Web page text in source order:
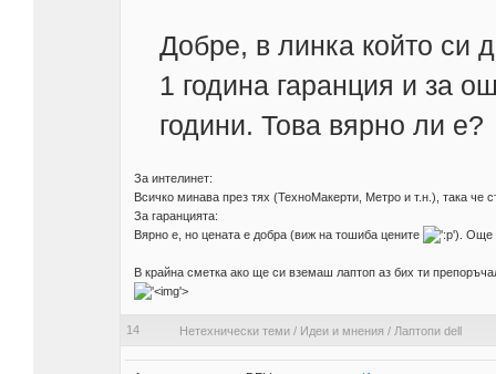
Добре, в линка който си
1 година гаранция и за
години. Това вярно ли е?
За интелинет:
Всичко минава през тях (ТехноМакерти, Метро и т.н.), така че
За гаранцията:
Вярно е, но цената е добра (виж на тошиба цените
). Още
В крайна сметка ако ще си вземаш лаптоп аз бих ти
'>
14 Нетехнически теми/ Идеи и мнения / Лаптопи dell